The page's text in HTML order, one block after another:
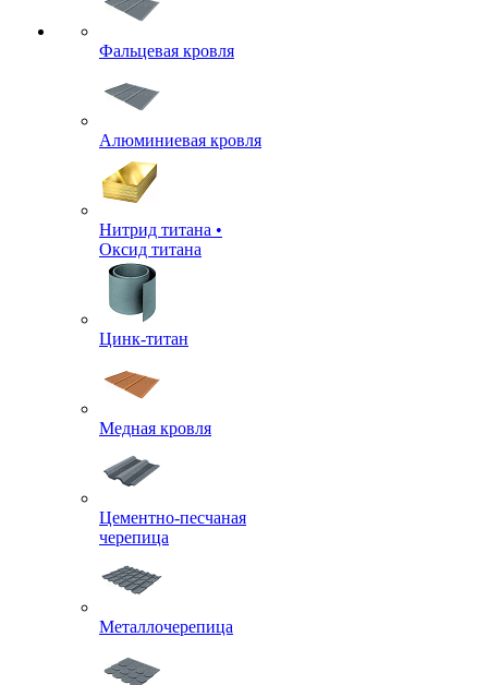
Фальцевая кровля
Алюминиевая кровля
Нитрид титана •
Оксид титана
Цинк-титан
Медная кровля
Цементно-песчаная
черепица
Металлочерепица